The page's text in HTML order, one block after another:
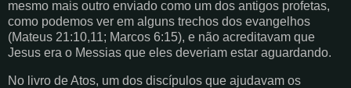
mesmo mais outro enviado como um dos antigos profetas,
como podemos ver em alguns trechos dos evangelhos
(Mateus 21:10,11; Marcos 6:15), e não acreditavam que
Jesus era o Messias que eles deveriam estar aguardando.
No livro de Atos, um dos discípulos que ajudavam os